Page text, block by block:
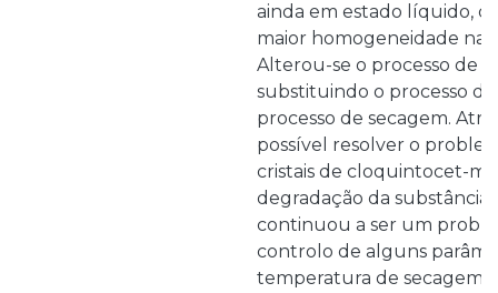
ainda em estado líquido,
maior homogeneidade na
Alterou-se o processo de
substituindo o processo
processo de secagem.
possível resolver o
cristais de cloquintocet-
degradação da substância
continuou a ser um
controlo de alguns
temperatura de secagem